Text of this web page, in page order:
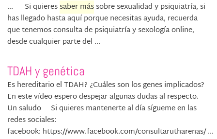
... Si quieressaber mássobre sexualidad y psiquiatría, si
has llegado hasta aquí porque necesitas ayuda, recuerda
que tenemos consulta de psiquiatría y sexología online,
desde cualquier parte del ...
TDAH y genética
Es hereditario el TDAH? ¿Cuáles son los genes implicados?
En este vídeo espero despejar algunas dudas al respecto.
Un saludo Si quieres mantenerte al día sígueme en las
redes sociales:
facebook: https://www.facebook.com/consultarutharenas/ ...